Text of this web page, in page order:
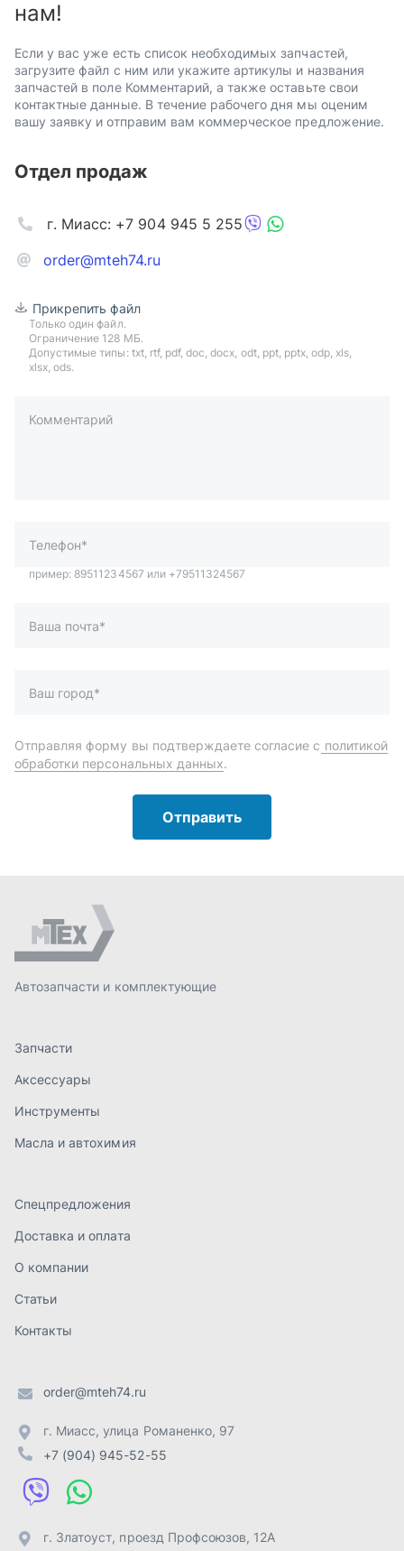
нам!
Если у вас уже есть список необходимых запчастей,
загрузите файл с ним или укажите артикулы и названия
запчастей в поле Комментарий, а также оставьте свои
контактные данные. В течение рабочего дня мы оценим
вашу заявку и отправим вам коммерческое предложение.
Отдел продаж
order@mteh74.ru
г. Миасс: +7 904 945 5 255
Прикрепить файл
Только один файл.
Ограничение 128 МБ.
Допустимые типы: txt, rtf, pdf, doc, docx, odt, ppt, pptx, odp, xls,
xlsx, ods.
Комментарий
пример: 89511234567 или +79511324567
Отправить
Автозапчасти и комплектующие
Масла и автохимия
Спецпредложения
Доставка и оплата
Контакты
order@mteh74.ru
+7 (904) 945-52-55
г. Златоуст
г. Челябинск
+7 (904) 945-04-44
Отправить заявку